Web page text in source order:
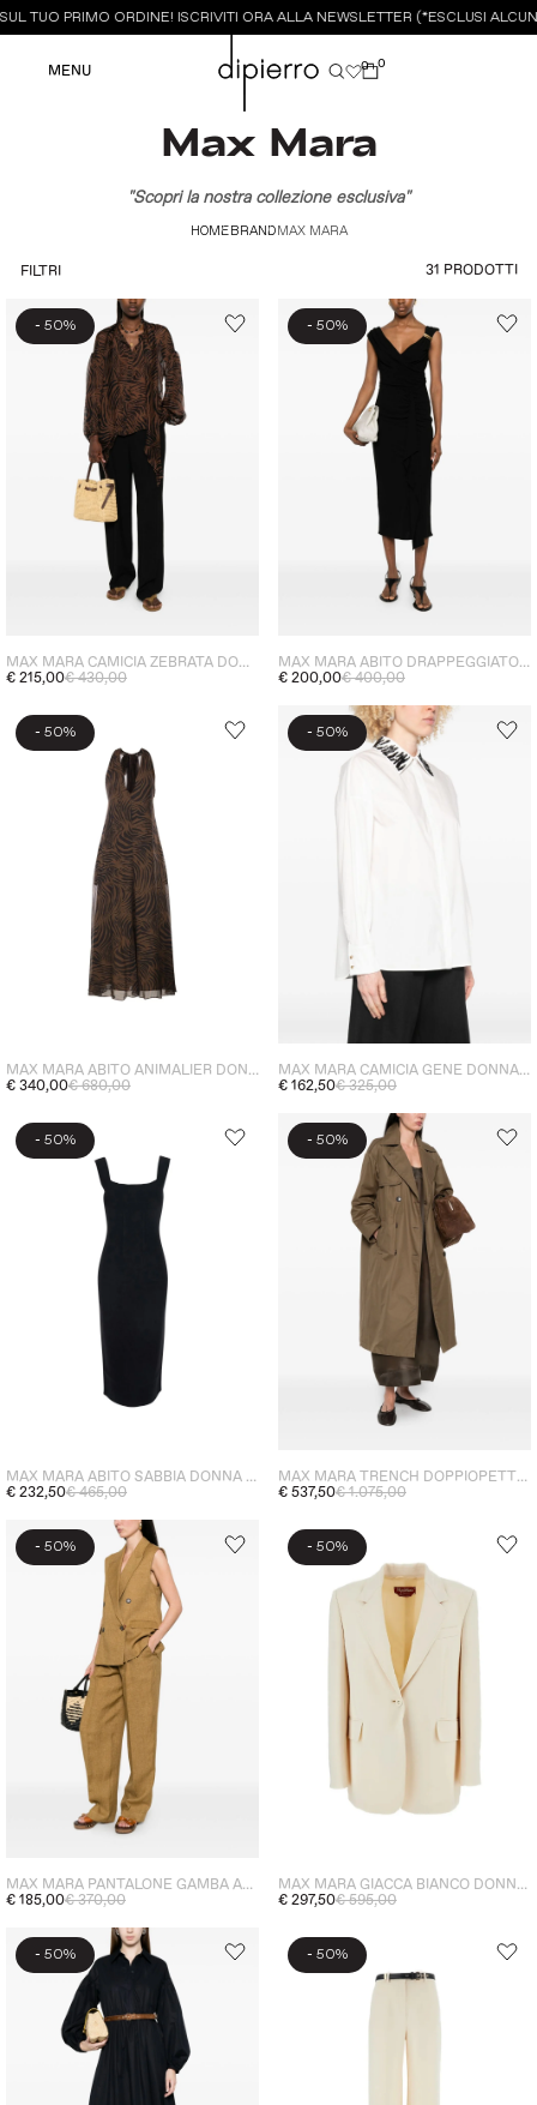
TUO PRIMO ORDINE! ISCRIVITI ORA ALLA NEWSLETTER (*ESCLUSI
MENU 0 0
Max Mara
"Scopri la nostra collezione esclusiva"
HOME BRAND MAX MARA
FILTRI 31 PRODOTTI
- 50%
MAX MARA CAMICIA ZEBRATA DONNA MARRONE
€ 215,00€ 430,00
- 50%
MAX MARA ABITO DRAPPEGGIATO DONNA NERO
€ 200,00€ 400,00
- 50%
MAX MARA ABITO ANIMALIER DONNA MARRONE
€ 340,00€ 680,00
- 50%
MAX MARA CAMICIA GENE DONNA BIANCO
€ 162,50€ 325,00
- 50%
MAX MARA ABITO SABBIA DONNA NERO
€ 232,50€ 465,00
- 50%
MAX MARA TRENCH DOPPIOPETTO DONNA VERDE
€ 537,50€ 1.075,00
- 50%
MAX MARA PANTALONE GAMBA AMPIA DONNA SENAPE
€ 185,00€ 370,00
- 50%
MAX MARA GIACCA BIANCO DONNA MONOPETTO
€ 297,50€ 595,00
- 50% - 50%